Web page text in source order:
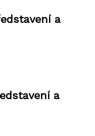
a
a